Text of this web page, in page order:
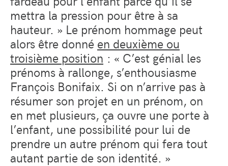
mettra la pression pour être à sa
hauteur. » Le prénom hommage peut
alors être donné en deuxième ou
troisième position : « C’est génial les
prénoms à rallonge, s’enthousiasme
François Bonifaix. Si on n’arrive pas à
résumer son projet en un prénom, on
en met plusieurs, ça ouvre une porte à
l’enfant, une possibilité pour lui de
prendre un autre prénom qui fera tout
autant partie de son identité. »